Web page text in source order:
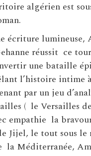
algérien est
écriture lumineuse,
réussit ce
une bataille
l’histoire intime
par un jeu
( le Versailles de
empathie la
Jijel, le tout sous le
la Méditerranée,